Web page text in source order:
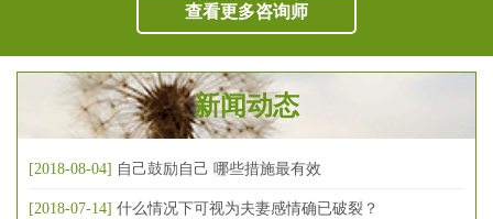
查看更多咨询师
新闻动态
[2018-08-04] 自己鼓励自己 哪些措施最有效
[2018-07-14] 什么情况下可视为夫妻感情确已破裂？